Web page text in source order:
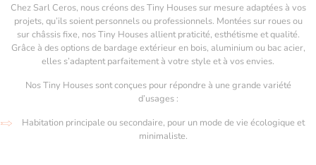
Chez Sarl Ceros, nous créons des Tiny Houses sur mesure adaptées à vos
projets, qu’ils soient personnels ou professionnels. Montées sur roues ou
sur châssis fixe, nos Tiny Houses allient praticité, esthétisme et qualité.
Grâce à des options de bardage extérieur en bois, aluminium ou bac acier,
elles s’adaptent parfaitement à votre style et à vos envies.
Nos Tiny Houses sont conçues pour répondre à une grande variété
d’usages :
Habitation principale ou secondaire, pour un mode de vie écologique et
minimaliste.